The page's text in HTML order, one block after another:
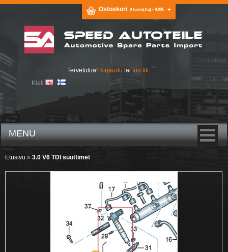
Ostoskori 0 tuote(tta) - 0,00€
Tervetuloa! Kirjaudu tai luo tili.
Kieli
MENU
Etusivu »3.0 V6 TDI suuttimet